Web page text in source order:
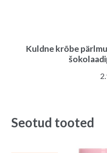
Kuldne krõbe
Seotud tooted